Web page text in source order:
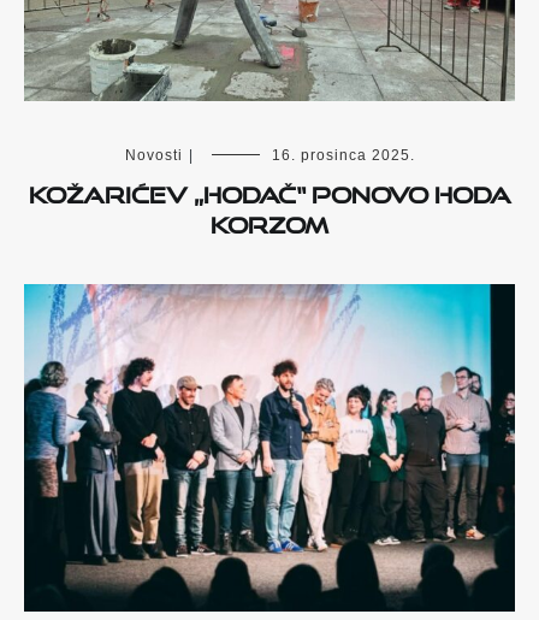
Novosti | 16. prosinca 2025.
Kožarićev „Hodač“ ponovo hoda
Korzom